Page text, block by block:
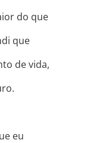
do que
que
de vida,
eu